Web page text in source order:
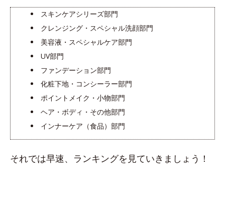
スキンケアシリーズ部門
クレンジング・スペシャル洗顔部門
美容液・スペシャルケア部門
UV部門
ファンデーション部門
化粧下地・コンシーラー部門
ポイントメイク・小物部門
ヘア・ボディ・その他部門
インナーケア（食品）部門
それでは早速、ランキングを見ていきましょう！